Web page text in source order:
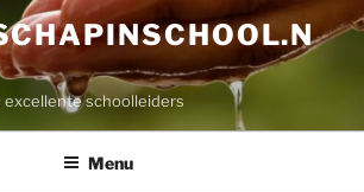
excellente schoolleiders
Menu